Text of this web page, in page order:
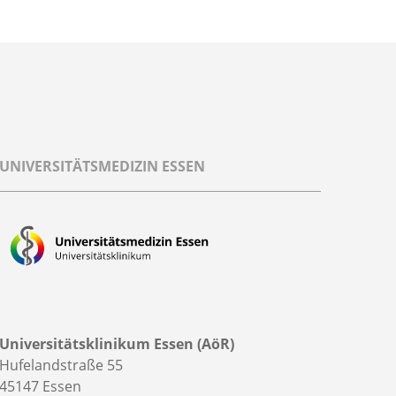
UNIVERSITÄTSMEDIZIN ESSEN
Universitätsklinikum Essen (AöR)
Hufelandstraße 55
45147 Essen